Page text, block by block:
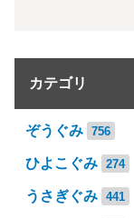
カテゴリ
ぞうぐみ 756
ひよこぐみ 274
うさぎぐみ 441